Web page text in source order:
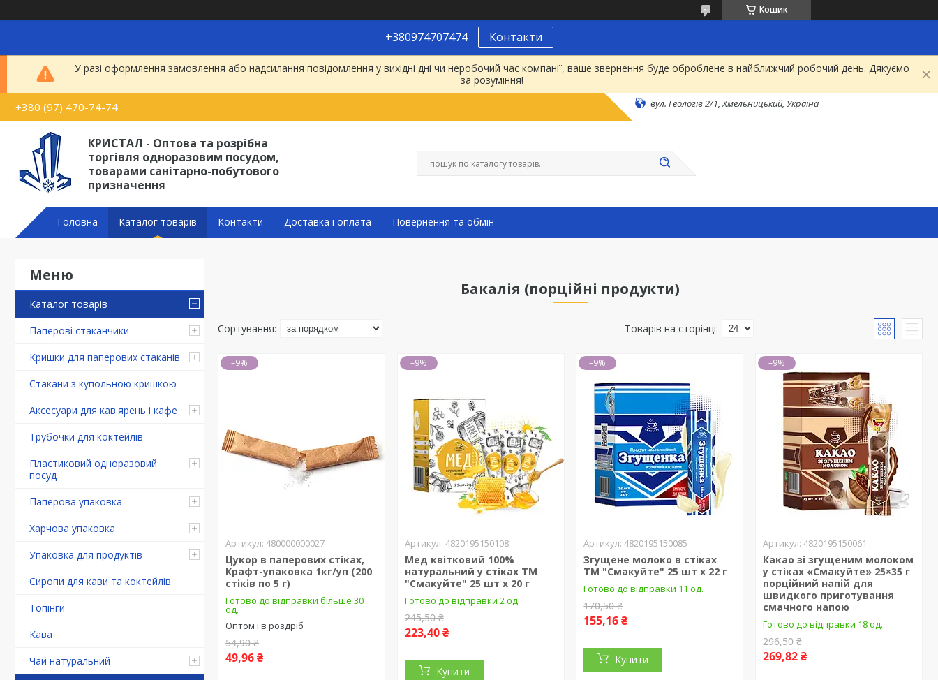
Кошик
+380974707474 Контакти
У разі оформлення замовлення або надсилання повідомлення у вихідні дні чи неробочий час компанії, ваше звернення буде оброблене в найближчий робочий день. Дякуємо
за розуміння!
+380 (97) 470-74-74 вул. Геологів 2/1, Хмельницький, Україна
КРИСТАЛ - Оптова та розрібна
торгівля одноразовим посудом,
товарами санітарно-побутового
призначення
Головна Каталог товарів Контакти Доставка і оплата Повернення та обмін
Каталог товарів
Паперові стаканчики
Кришки для паперових стаканів
Стакани з купольною кришкою
Аксесуари для кав'ярень і кафе
Трубочки для коктейлів
Пластиковий одноразовий
посуд
Паперова упаковка
Харчова упаковка
Упаковка для продуктів
Сиропи для кави та коктейлів
Топінги
Кава
Чай натуральний
Бакалія (порційні продукти)
–9%
480000000027
Цукор в паперових стіках,
Крафт-упаковка 1кг/уп (200
стіків по 5 г)
Готово до відправки більше 30
од.
Оптом і в роздріб
54,90 ₴
49,96 ₴
–9%
4820195150108
Мед квітковий 100%
натуральний у стіках ТМ
"Смакуйте" 25 шт х 20 г
Готово до відправки 2 од.
245,50 ₴
223,40 ₴
Купити
–9%
4820195150085
Згущене молоко в стіках
ТМ "Смакуйте" 25 шт х 22 г
Готово до відправки 11 од.
170,50 ₴
155,16 ₴
Купити
–9%
4820195150061
Какао зі згущеним молоком
у стіках «Смакуйте» 25×35 г
порційний напій для
швидкого приготування
смачного напою
Готово до відправки 18 од.
296,50 ₴
269,82 ₴